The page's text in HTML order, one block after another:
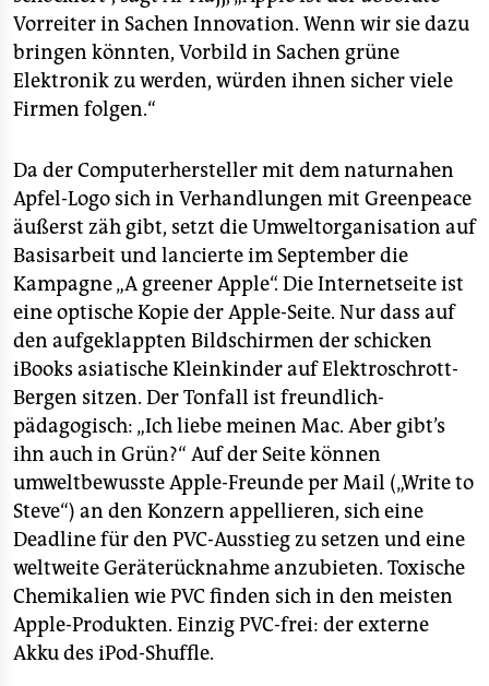
Vorreiter in Sachen Innovation. Wenn wir sie dazu
bringen könnten, Vorbild in Sachen grüne
Elektronik zu werden, würden ihnen sicher viele
Firmen folgen.“
Da der Computerhersteller mit dem naturnahen
Apfel-Logo sich in Verhandlungen mit Greenpeace
äußerst zäh gibt, setzt die Umweltorganisation auf
Basisarbeit und lancierte im September die
Kampagne „A greener Apple“. Die Internetseite ist
eine optische Kopie der Apple-Seite. Nur dass auf
den aufgeklappten Bildschirmen der schicken
iBooks asiatische Kleinkinder auf Elektroschrott-
Bergen sitzen. Der Tonfall ist freundlich-
pädagogisch: „Ich liebe meinen Mac. Aber gibt’s
ihn auch in Grün?“ Auf der Seite können
umweltbewusste Apple-Freunde per Mail („Write to
Steve“) an den Konzern appellieren, sich eine
Deadline für den PVC-Ausstieg zu setzen und eine
weltweite Geräterücknahme anzubieten. Toxische
Chemikalien wie PVC finden sich in den meisten
Apple-Produkten. Einzig PVC-frei: der externe
Akku des iPod-Shuffle.